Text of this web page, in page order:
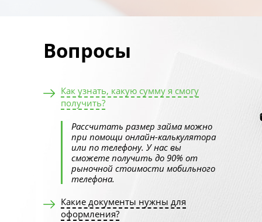
Вопросы
Как узнать, какую сумму я смогу
получить?
Рассчитать размер займа можно
при помощи онлайн-калькулятора
или по телефону. У нас вы
сможете получить до 90% от
рыночной стоимости мобильного
телефона.
Какие документы нужны для
оформления?